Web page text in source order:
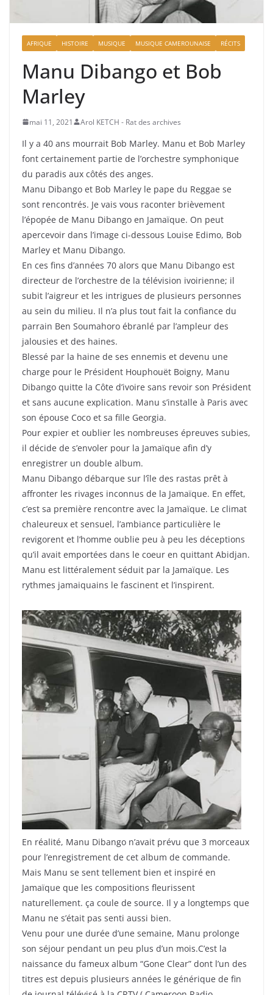
AFRIQUE HISTOIRE MUSIQUE MUSIQUE CAMEROUNAISE RÉCITS
Manu Dibango et Bob
Marley
mai 11, 2021 Arol KETCH - Rat des archives
Il y a 40 ans mourrait Bob Marley. Manu et Bob Marley
font certainement partie de l’orchestre symphonique
du paradis aux côtés des anges.
Manu Dibango et Bob Marley le pape du Reggae se
sont rencontrés. Je vais vous raconter brièvement
l’épopée de Manu Dibango en Jamaïque. On peut
apercevoir dans l’image ci-dessous Louise Edimo, Bob
Marley et Manu Dibango.
En ces fins d’années 70 alors que Manu Dibango est
directeur de l’orchestre de la télévision ivoirienne; il
subit l’aigreur et les intrigues de plusieurs personnes
au sein du milieu. Il n’a plus tout fait la confiance du
parrain Ben Soumahoro ébranlé par l’ampleur des
jalousies et des haines.
Blessé par la haine de ses ennemis et devenu une
charge pour le Président Houphouët Boigny, Manu
Dibango quitte la Côte d’ivoire sans revoir son Président
et sans aucune explication. Manu s’installe à Paris avec
son épouse Coco et sa fille Georgia.
Pour expier et oublier les nombreuses épreuves subies,
il décide de s’envoler pour la Jamaïque afin d’y
enregistrer un double album.
Manu Dibango débarque sur l’île des rastas prêt à
affronter les rivages inconnus de la Jamaïque. En effet,
c’est sa première rencontre avec la Jamaïque. Le climat
chaleureux et sensuel, l’ambiance particulière le
revigorent et l’homme oublie peu à peu les déceptions
qu’il avait emportées dans le coeur en quittant Abidjan.
Manu est littéralement séduit par la Jamaïque. Les
rythmes jamaiquains le fascinent et l’inspirent.
En réalité, Manu Dibango n’avait prévu que 3 morceaux
pour l’enregistrement de cet album de commande.
Mais Manu se sent tellement bien et inspiré en
Jamaïque que les compositions fleurissent
naturellement. ça coule de source. Il y a longtemps que
Manu ne s’était pas senti aussi bien.
Venu pour une durée d’une semaine, Manu prolonge
son séjour pendant un peu plus d’un mois.C’est la
naissance du fameux album “Gone Clear” dont l’un des
titres est depuis plusieurs années le générique de fin